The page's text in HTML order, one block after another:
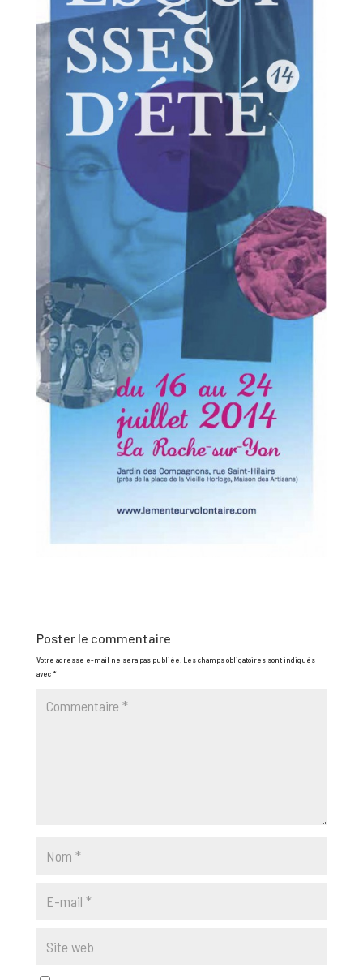
Poster le commentaire
Votre adresse e-mail ne sera pas publiée. Les champs obligatoires sont indiqués
avec*